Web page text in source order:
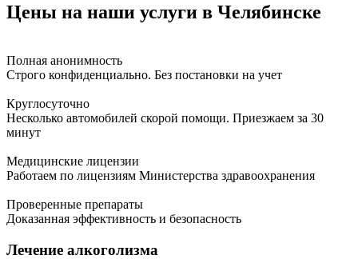
Цены на наши услуги в Челябинске
Полная анонимность
Строго конфиденциально. Без постановки на учет
Круглосуточно
Несколько автомобилей скорой помощи. Приезжаем за 30
минут
Медицинские лицензии
Работаем по лицензиям Министерства здравоохранения
Проверенные препараты
Доказанная эффективность и безопасность
Лечение алкоголизма